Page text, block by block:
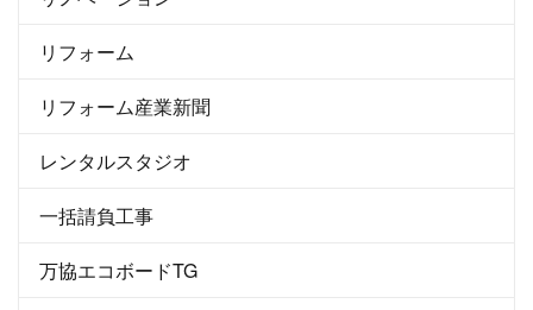
リフォーム
リフォーム産業新聞
レンタルスタジオ
一括請負工事
万協エコボードTG